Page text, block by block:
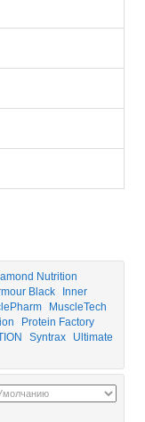
Nutrition
Black
Inner
MuscleTech
Protein Factory
Syntrax
Ultimate